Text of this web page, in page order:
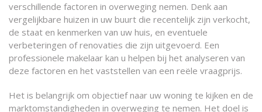
verschillende factoren in overweging nemen. Denk aan
vergelijkbare huizen in uw buurt die recentelijk zijn verkocht,
de staat en kenmerken van uw huis, en eventuele
verbeteringen of renovaties die zijn uitgevoerd. Een
professionele makelaar kan u helpen bij het analyseren van
deze factoren en het vaststellen van een reële vraagprijs.
Het is belangrijk om objectief naar uw woning te kijken en de
marktomstandigheden in overweging te nemen. Het doel is